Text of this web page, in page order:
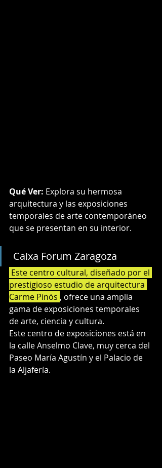
Qué Ver: Explora su hermosa
arquitectura y las exposiciones
temporales de arte contemporáneo
que se presentan en su interior.
Caixa Forum Zaragoza
prestigioso estudio de arquitectura
Carme Pinós , ofrece una amplia
gama de exposiciones temporales
de arte, ciencia y cultura.
Este centro de exposiciones está en
la calle Anselmo Clave, muy cerca del
Paseo María Agustín y el Palacio de
la Aljafería.